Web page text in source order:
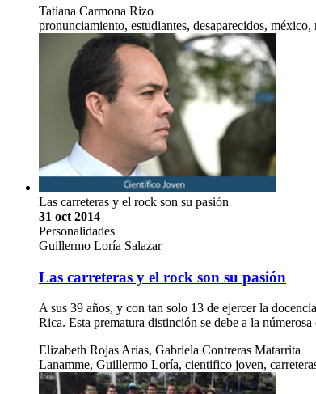
Tatiana Carmona Rizo
pronunciamiento, estudiantes, desaparecidos, méxico,
Las carreteras y el rock son su pasión
31 oct 2014
Personalidades
Guillermo Loría Salazar
Las carreteras y el rock son su pasión
A sus 39 años, y con tan solo 13 de ejercer la
Rica. Esta prematura distinción se debe a la
Elizabeth Rojas Arias, Gabriela Contreras Matarrita
Lanamme, Guillermo Loría, cientifico joven,